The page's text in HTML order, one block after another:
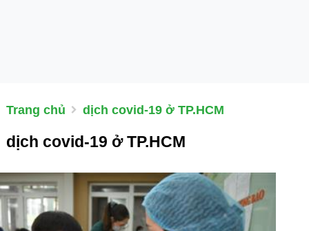
Trang chủ dịch covid-19 ở TP.HCM
dịch covid-19 ở TP.HCM